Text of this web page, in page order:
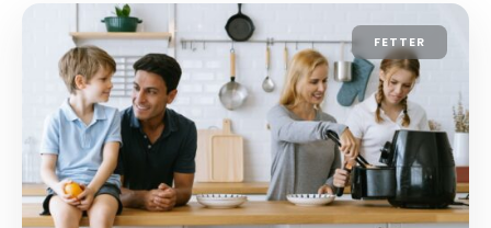
FETTER